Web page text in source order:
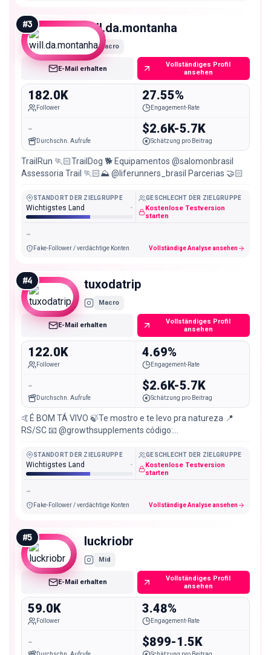
#3 will.da.montanha
Macro
E-Mail erhalten
Vollständiges Profil
ansehen
182.0K
Follower
27.55%
Engagement-Rate
-
Durchschn. Aufrufe
$2.6K-5.7K
Schätzung pro Beitrag
TrailRun 🏃🏻TrailDog 🐕 Equipamentos @salomonbrasil
Assessoria Trail 🏃🏻⛰️ @liferunners_brasil Parcerias 🤝🏻
STANDORT DER ZIELGRUPPE
Wichtigstes Land -
GESCHLECHT DER ZIELGRUPPE
Kostenlose Testversion
starten
-
Fake-Follower / verdächtige Konten Vollständige Analyse ansehen
#4 tuxodatrip
Macro
E-Mail erhalten
Vollständiges Profil
ansehen
122.0K
Follower
4.69%
Engagement-Rate
-
Durchschn. Aufrufe
$2.6K-5.7K
Schätzung pro Beitrag
🤙É BOM TÁ VIVO 🍃Te mostro e te levo pra natureza 📍
RS/SC 📧 @growthsupplements código:
STANDORT DER ZIELGRUPPE
Wichtigstes Land -
GESCHLECHT DER ZIELGRUPPE
Kostenlose Testversion
starten
-
Fake-Follower / verdächtige Konten Vollständige Analyse ansehen
#5 luckriobr
Mid
E-Mail erhalten
Vollständiges Profil
ansehen
59.0K
Follower
3.48%
Engagement-Rate
- $899-1.5K